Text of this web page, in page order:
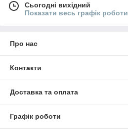
Сьогодні вихідний
Показати весь графік роботи
Про нас
Контакти
Доставка та оплата
Графік роботи